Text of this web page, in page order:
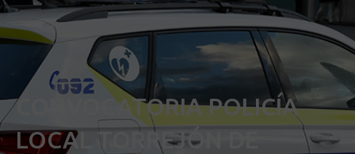
CONVOCATORIA POLICÍA
LOCAL TORREJÓN DE